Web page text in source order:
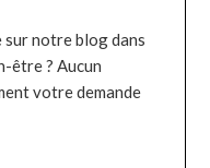
notre blog dans
être ? Aucun
votre demande